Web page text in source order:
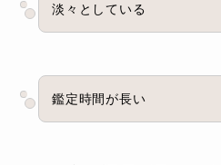
淡々としている
鑑定時間が長い